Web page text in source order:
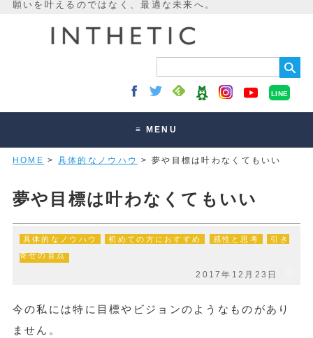
LINE
≡ MENU
未来最適化とは
読みもの
オンラインサロン
HOME > 具体的なノウハウ > 夢や目標は叶わなくてもいい
夢や目標は叶わなくてもいい
具体的なノウハウ 初めての方におすすめ 感性と思考 引き
寄せの盲点
2017年12月23日
今の私には特に目標やビジョンのようなものがあり
ません。